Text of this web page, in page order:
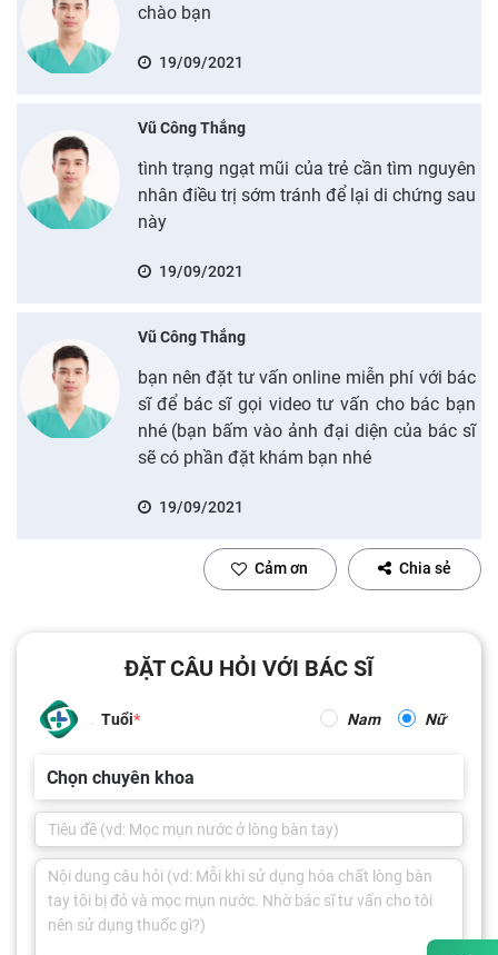
chào bạn
19/09/2021
Vũ Công Thắng
tình trạng ngạt mũi của trẻ cần tìm nguyên
nhân điều trị sớm tránh để lại di chứng sau
này
19/09/2021
Vũ Công Thắng
bạn nên đặt tư vấn online miễn phí với bác
sĩ để bác sĩ gọi video tư vấn cho bác bạn
nhé (bạn bấm vào ảnh đại diện của bác sĩ
sẽ có phần đặt khám bạn nhé
19/09/2021
Cảm ơn Chia sẻ
ĐẶT CÂU HỎI VỚI BÁC SĨ
Tuổi Nam Nữ
Chọn chuyên khoa